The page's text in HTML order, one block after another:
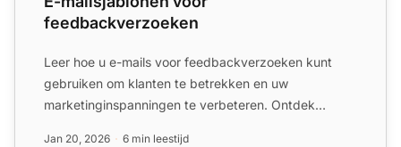
feedbackverzoeken
Leer hoe u e-mails voor feedbackverzoeken kunt
gebruiken om klanten te betrekken en uw
marketinginspanningen te verbeteren. Ontdek
Jan 20, 2026 6 min leestijd